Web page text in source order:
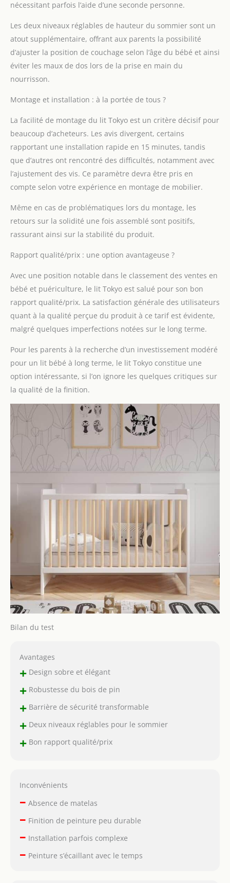
est non seulement sûre
pour votre enfant, mais
normes de sécurité
européennes et
britanniques strictes
qualité supérieure.
POUR L'ENFANT] - Nos
lits pour bébés et tout-
petits sont conçus pour
offrir à votre enfant un
sommeil profond et
sain. La construction
spéciale favorise une
l'air, contribuant à un
état de repos
confortable et relaxant.
[POLYVALENT] -
enfant qui grandit avec
votre enfant, se
transformant d'un lit de
bébé en lit de tout-petit
grâce à la barrière en
bois fournie. Trois
positions de base
sécurisé à votre enfant,
jusqu'à environ trois
ans. Dimensions
Hauteur 88 cm.
nécessitant parfois l’aide d’une seconde personne.
Les deux niveaux réglables de hauteur du sommier sont un
atout supplémentaire, offrant aux parents la possibilité
d’ajuster la position de couchage selon l’âge du bébé et ainsi
éviter les maux de dos lors de la prise en main du
nourrisson.
Montage et installation : à la portée de tous ?
La facilité de montage du lit Tokyo est un critère décisif pour
beaucoup d’acheteurs. Les avis divergent, certains
rapportant une installation rapide en 15 minutes, tandis
que d’autres ont rencontré des difficultés, notamment avec
l’ajustement des vis. Ce paramètre devra être pris en
compte selon votre expérience en montage de mobilier.
Même en cas de problématiques lors du montage, les
retours sur la solidité une fois assemblé sont positifs,
rassurant ainsi sur la stabilité du produit.
Rapport qualité/prix : une option avantageuse ?
Avec une position notable dans le classement des ventes en
bébé et puériculture, le lit Tokyo est salué pour son bon
rapport qualité/prix. La satisfaction générale des utilisateurs
quant à la qualité perçue du produit à ce tarif est évidente,
malgré quelques imperfections notées sur le long terme.
Pour les parents à la recherche d’un investissement modéré
pour un lit bébé à long terme, le lit Tokyo constitue une
option intéressante, si l’on ignore les quelques critiques sur
la qualité de la finition.
Bilan du test
Avantages
+Design sobre et élégant
+Robustesse du bois de pin
+Barrière de sécurité transformable
+Deux niveaux réglables pour le sommier
+Bon rapport qualité/prix
Inconvénients
– Absence de matelas
– Finition de peinture peu durable
– Installation parfois complexe
– Peinture s’écaillant avec le temps